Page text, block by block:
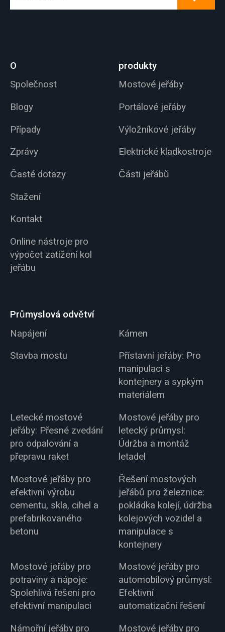
O
Společnost
Blogy
Případy
Zprávy
Časté dotazy
Stažení
Kontakt
Online nástroje pro
výpočet zatížení kol
jeřábu
produkty
Mostové jeřáby
Portálové jeřáby
Výložníkové jeřáby
Elektrické kladkostroje
Části jeřábů
Průmyslová odvětví
Napájení
Kámen
Stavba mostu
Přístavní jeřáby: Pro
manipulaci s
kontejnery a sypkým
materiálem
Letecké mostové
jeřáby: Přesné zvedání
pro odpalování a
přepravu raket
Mostové jeřáby pro
letecký průmysl:
Údržba a montáž
letadel
Mostové jeřáby pro
efektivní výrobu
cementu, skla, cihel a
prefabrikovaného
betonu
Řešení mostových
jeřábů pro železnice:
pokládka kolejí, údržba
kolejových vozidel a
manipulace s
kontejnery
Mostové jeřáby pro
potraviny a nápoje:
Spolehlivá řešení pro
efektivní manipulaci
Mostové jeřáby pro
automobilový průmysl:
Efektivní
automatizační řešení
Námořní jeřáby pro
Mostové jeřáby pro